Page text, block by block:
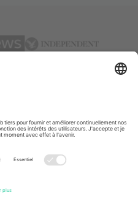
Comment ça marche